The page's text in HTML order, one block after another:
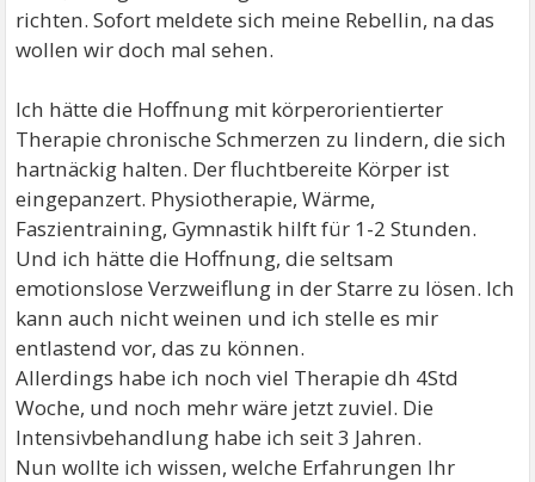
richten. Sofort meldete sich meine Rebellin, na das
wollen wir doch mal sehen.
Ich hätte die Hoffnung mit körperorientierter
Therapie chronische Schmerzen zu lindern, die sich
hartnäckig halten. Der fluchtbereite Körper ist
eingepanzert. Physiotherapie, Wärme,
Faszientraining, Gymnastik hilft für 1-2 Stunden.
Und ich hätte die Hoffnung, die seltsam
emotionslose Verzweiflung in der Starre zu lösen. Ich
kann auch nicht weinen und ich stelle es mir
entlastend vor, das zu können.
Allerdings habe ich noch viel Therapie dh 4Std
Woche, und noch mehr wäre jetzt zuviel. Die
Intensivbehandlung habe ich seit 3 Jahren.
Nun wollte ich wissen, welche Erfahrungen Ihr